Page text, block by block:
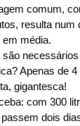
comum,
resulta num
em média.
Apenas de
gigantesca!
com 300
dois